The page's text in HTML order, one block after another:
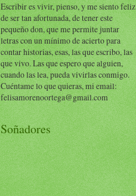
Escribir es vivir, pienso, y me siento feliz
de ser tan afortunada, de tener este
pequeño don, que me permite juntar
letras con un mínimo de acierto para
contar historias, esas, las que escribo, las
que vivo. Las que espero que alguien,
cuando las lea, pueda vivirlas conmigo.
Cuéntame lo que quieras, mi email:
felisamorenoortega@gmail.com
Soñadores